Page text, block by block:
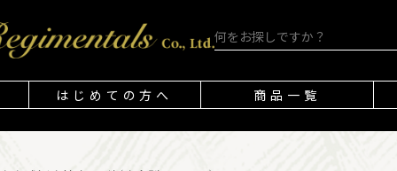
はじめての方へ 商品一覧